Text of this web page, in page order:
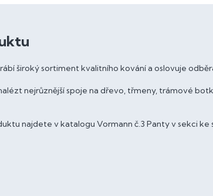
široký sortiment kvalitního kování a oslovuje
nejrůznější spoje na dřevo, třmeny, trámové
najdete v katalogu Vormann č.3 Panty v sekci ke